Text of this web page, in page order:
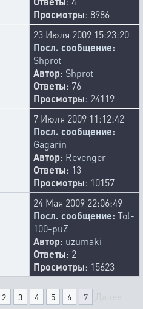
Просмотры: 8986
23 Июля 2009 15:23:20
Посл. сообщение:
Shprot
Автор: Shprot
Ответы: 76
Просмотры: 24119
7 Июля 2009 11:12:42
Посл. сообщение:
Gagarin
Автор: Revenger
Ответы: 13
Просмотры: 10157
24 Мая 2009 22:06:49
Посл. сообщение: Tol-
100-puZ
Автор: uzumaki
Ответы: 2
Просмотры: 15623
2 3 4 5 6 7